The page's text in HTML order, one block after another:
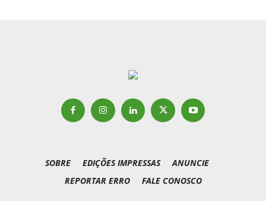
SOBRE EDIÇÕES IMPRESSAS
ANUNCIE
REPORTAR ERRO
FALE CONOSCO